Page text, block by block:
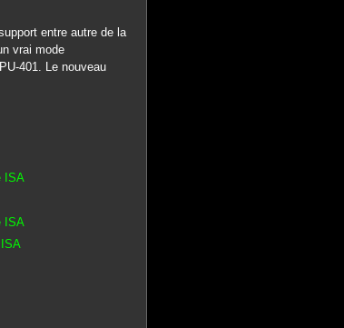
entre autre de la
vrai mode
401. Le nouveau
ISA
ISA